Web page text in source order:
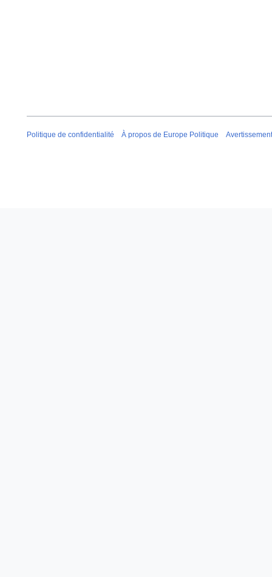
Politique de confidentialité À propos de Europe Politique